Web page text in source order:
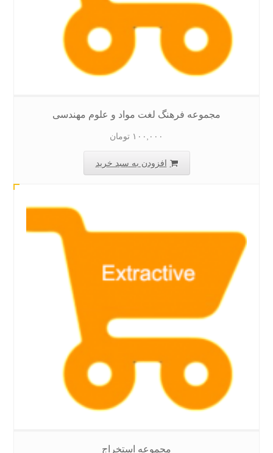
مجموعه فرهنگ لغت مواد و علوم مهندسی
۱۰۰,۰۰۰ تومان
افزودن به سبد خرید
مجموعه استخراج